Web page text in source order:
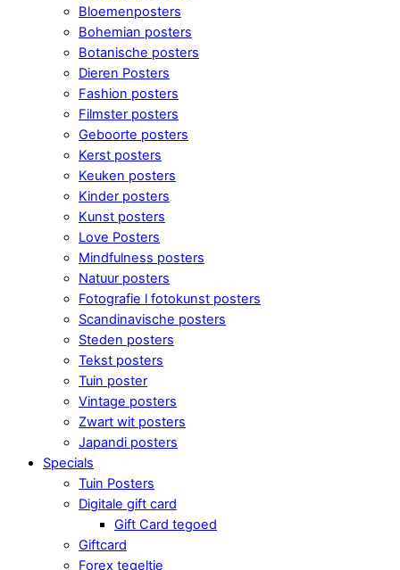
Bloemenposters
Bohemian posters
Botanische posters
Dieren Posters
Fashion posters
Filmster posters
Geboorte posters
Kerst posters
Keuken posters
Kinder posters
Kunst posters
Love Posters
Mindfulness posters
Natuur posters
Fotografie l fotokunst posters
Scandinavische posters
Steden posters
Tekst posters
Tuin poster
Vintage posters
Zwart wit posters
Japandi posters
Specials
Tuin Posters
Digitale gift card
Gift Card tegoed
Giftcard
Forex tegeltje